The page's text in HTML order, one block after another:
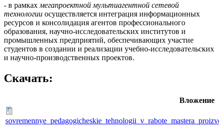
- в рамках мегапроектной мультиагентной сетевой
технологии осуществляется интеграция информационных
ресурсов и консолидация агентов профессионального
образования, научно-исследовательских институтов и
промышленных предприятий, обеспечивающих участие
студентов в создании и реализации учебно-исследовательских
и научно-производственных проектов.
Скачать:
Вложение